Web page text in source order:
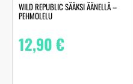
WILD REPUBLIC SÄÄKSI ÄÄNELLÄ –
PEHMOLELU
12,90€